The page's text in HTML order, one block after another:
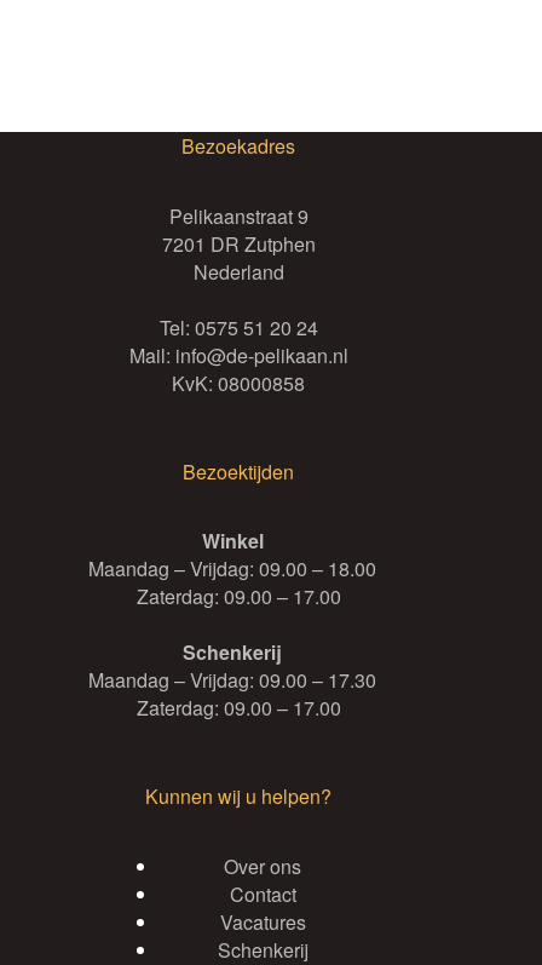
Bezoekadres
Pelikaanstraat 9
7201 DR Zutphen
Nederland
Tel: 0575 51 20 24
Mail: info@de-pelikaan.nl
KvK: 08000858
Bezoektijden
Winkel
Maandag – Vrijdag: 09.00 – 18.00
Zaterdag: 09.00 – 17.00
Schenkerij
Maandag – Vrijdag: 09.00 – 17.30
Zaterdag: 09.00 – 17.00
Kunnen wij u helpen?
Over ons
Contact
Vacatures
Schenkerij